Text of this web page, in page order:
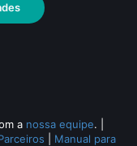
a nossa equipe.
Manual para